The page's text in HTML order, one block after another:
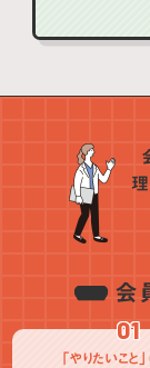
会
01
「やりたいこと